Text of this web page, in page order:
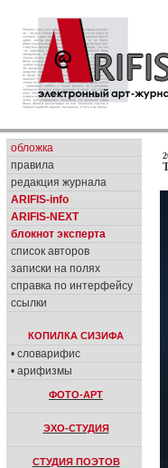
обложка
правила
редакция журнала
ARIFIS-info
ARIFIS-NEXT
блокнот эксперта
список авторов
записки на полях
справка по интерфейсу
ссылки
КОПИЛКА СИЗИФА
• словарифис
• арифизмы
ФОТО-АРТ
ЭХО-СТУДИЯ
СТУДИЯ ПОЭТОВ